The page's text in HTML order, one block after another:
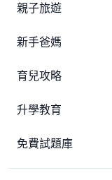
親子旅遊
新手爸媽
育兒攻略
升學教育
免費試題庫